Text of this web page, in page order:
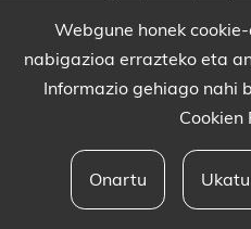
Webgune honek
nabigazioa errazteko eta
Informazio gehiago nahi
Cookien
Onartu Ukatu